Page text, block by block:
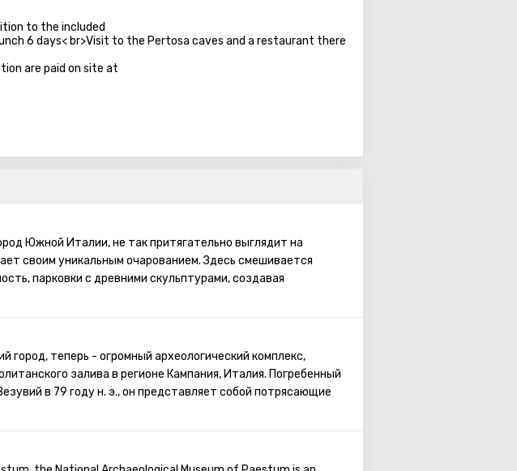
to the included
6 days< br>Visit to the Pertosa caves and a restaurant there
are paid on site at
Южной Италии, не так притягательно выглядит на
своим уникальным очарованием. Здесь смешивается
парковки с древними скульптурами, создавая
Исторический центр города, включенный в список
и Собора Дуомо обязательно порадует любителей
Национальный археологический музей предлагает
в историю Помпеи, а музей Капеллы Сан-Северо удивит
рококо. Завершите день, наслаждаясь закатом на берегу
город, теперь - огромный археологический комплекс,
залива в регионе Кампания, Италия. Погребенный
в 79 году н. э., он представляет собой потрясающие
веке.